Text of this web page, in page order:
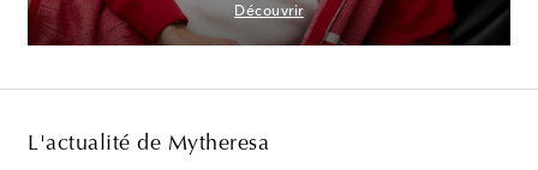
Découvrir
L'actualité de Mytheresa